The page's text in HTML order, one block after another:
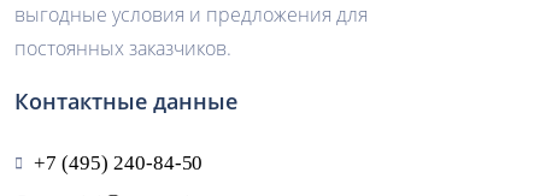
выгодные условия и предложения для
постоянных заказчиков.
Контактные данные